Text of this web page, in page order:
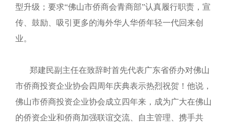
型升级；要求“佛山市侨商会青商部”认真履行职责，宣
传、鼓励、吸引更多的海外华人华侨年轻一代回来创
业。
郑建民副主任在致辞时首先代表广东省侨办对佛山
市侨商投资企业协会四周年庆典表示热烈祝贺！他说，
佛山市侨商投资企业协会成立四年来，成为广大在佛山
的侨资企业和侨商加强联谊交流、自主管理、携手共